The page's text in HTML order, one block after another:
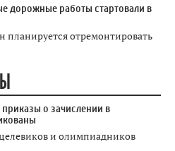
дорожные работы стартовали в
планируется отремонтировать
о зачислении в
и олимпиадников